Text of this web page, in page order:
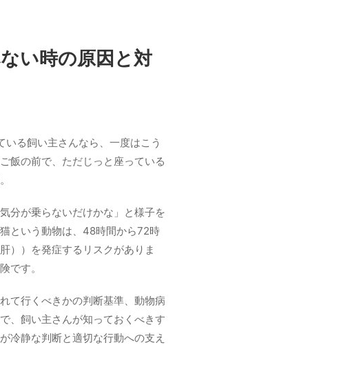
い時の原因と対
る飼い主さんなら、一度はこう
飯の前で、ただじっと座っている
分が乗らないだけかな」と様子を
という動物は、48時間から72時
））を発症するリスクがありま
です。
て行くべきかの判断基準、動物病
、飼い主さんが知っておくべきす
冷静な判断と適切な行動への支え